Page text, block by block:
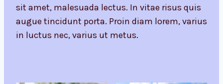
sit amet, malesuada lectus. In vitae risus quis
augue tincidunt porta. Proin diam lorem, varius
in luctus nec, varius ut metus.